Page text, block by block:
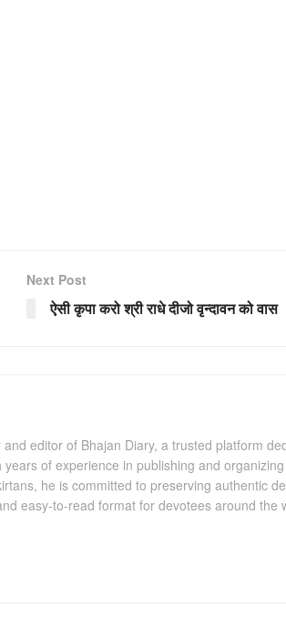
Next Post
ऐसी कृपा करो श्री राधे दीजो वृन्दावन को वास
editor of Bhajan Diary, a trusted platform
of experience in publishing and
he is committed to preserving authentic
easy-to-read format for devotees around the